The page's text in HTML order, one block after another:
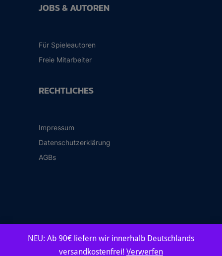
NEU: Ab 90€ liefern wir innerhalb Deutschlands
versandkostenfrei! Verwerfen
JOBS & AUTOREN
Für Spieleautoren
Freie Mitarbeiter
RECHTLICHES
Impressum
Datenschutzerklärung
AGBs